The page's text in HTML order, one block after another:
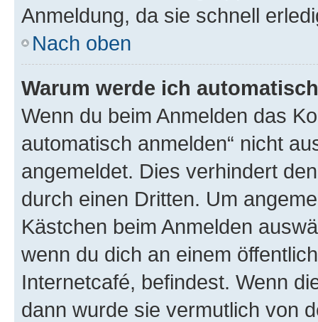
Anmeldung, da sie schnell
Nach oben
Warum werde ich
Wenn du beim Anmelden das
automatisch anmelden“ nicht
angemeldet. Dies verhindert
durch einen Dritten. Um
Kästchen beim Anmelden
wenn du dich an einem
Internetcafé, befindest. Wenn
dann wurde sie vermutlich von